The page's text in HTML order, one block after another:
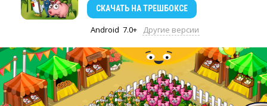
СКАЧАТЬ НА ТРЕШБОКСЕ
Android 7.0+ Другие версии